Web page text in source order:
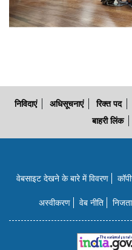
निविदाएं अधिसूचनाएं रिक्त पद
बाहरी लिंक
वेबसाइट देखने के बारे में विवरण
अस्वीकरण वेब नीति